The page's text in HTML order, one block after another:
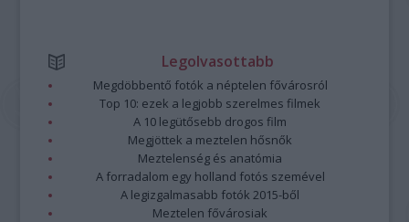
Legolvasottabb
Megdöbbentő fotók a néptelen fővárosról
Top 10: ezek a legjobb szerelmes filmek
A 10 legütősebb drogos film
Megjöttek a meztelen hősnők
Meztelenség és anatómia
A forradalom egy holland fotós szemével
A legizgalmasabb fotók 2015-ből
Meztelen fővárosiak